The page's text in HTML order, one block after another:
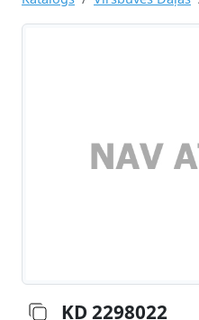
KD 2298022